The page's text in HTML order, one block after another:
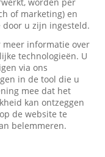
of marketing) en
u zijn ingesteld.
meer informatie over
technologieën. U
via ons
in de tool die u
mee dat het
kan ontzeggen
de website te
belemmeren.